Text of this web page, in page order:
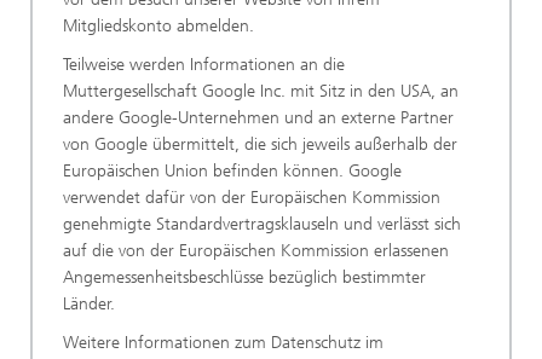
Mitgliedskonto abmelden.
Teilweise werden Informationen an die
Muttergesellschaft Google Inc. mit Sitz in den USA, an
andere Google-Unternehmen und an externe Partner
von Google übermittelt, die sich jeweils außerhalb der
Europäischen Union befinden können. Google
verwendet dafür von der Europäischen Kommission
genehmigte Standardvertragsklauseln und verlässt sich
auf die von der Europäischen Kommission erlassenen
Angemessenheitsbeschlüsse bezüglich bestimmter
Länder.
Weitere Informationen zum Datenschutz im